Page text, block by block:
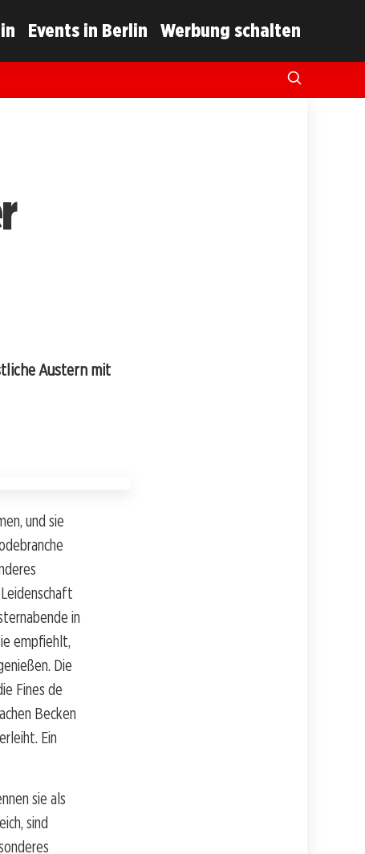
Events in Berlin Werbung schalten
Austern mit
und sie
in
empfiehlt,
Die
Fines de
Becken
Ein
sie als
sind